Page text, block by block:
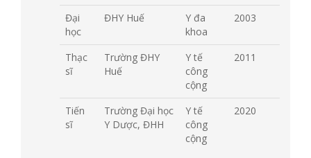
Đại
học
ĐHY Huế
Y đa
khoa
2003
Thạc
sĩ
Trường ĐHY
Huế
Y tế
công
cộng
2011
Tiến
sĩ
Trường Đại học
Y Dược, ĐHH
Y tế
công
cộng
2020